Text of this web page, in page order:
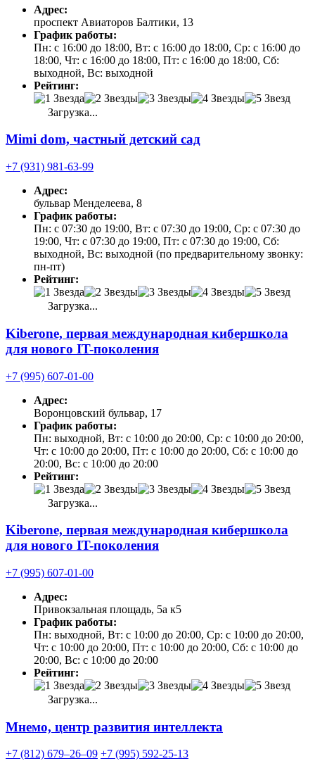
Адрес:
проспект Авиаторов Балтики, 13
График работы:
Пн: с 16:00 до 18:00, Вт: с 16:00 до 18:00, Ср: с 16:00 до
18:00, Чт: с 16:00 до 18:00, Пт: с 16:00 до 18:00, Сб:
выходной, Вс: выходной
Рейтинг:
Загрузка...
Mimi dom, частный детский сад
+7 (931) 981-63-99
Адрес:
бульвар Менделеева, 8
График работы:
Пн: с 07:30 до 19:00, Вт: с 07:30 до 19:00, Ср: с 07:30 до
19:00, Чт: с 07:30 до 19:00, Пт: с 07:30 до 19:00, Сб:
выходной, Вс: выходной (по предварительному звонку:
пн-пт)
Рейтинг:
Загрузка...
Kiberone, первая международная кибершкола
для нового IT-поколения
+7 (995) 607-01-00
Адрес:
Воронцовский бульвар, 17
График работы:
Пн: выходной, Вт: с 10:00 до 20:00, Ср: с 10:00 до 20:00,
Чт: с 10:00 до 20:00, Пт: с 10:00 до 20:00, Сб: с 10:00 до
20:00, Вс: с 10:00 до 20:00
Рейтинг:
Загрузка...
Kiberone, первая международная кибершкола
для нового IT-поколения
+7 (995) 607-01-00
Адрес:
Привокзальная площадь, 5а к5
График работы:
Пн: выходной, Вт: с 10:00 до 20:00, Ср: с 10:00 до 20:00,
Чт: с 10:00 до 20:00, Пт: с 10:00 до 20:00, Сб: с 10:00 до
20:00, Вс: с 10:00 до 20:00
Рейтинг:
Загрузка...
Мнемо, центр развития интеллекта
+7 (812) 679‒26‒09 +7 (995) 592-25-13